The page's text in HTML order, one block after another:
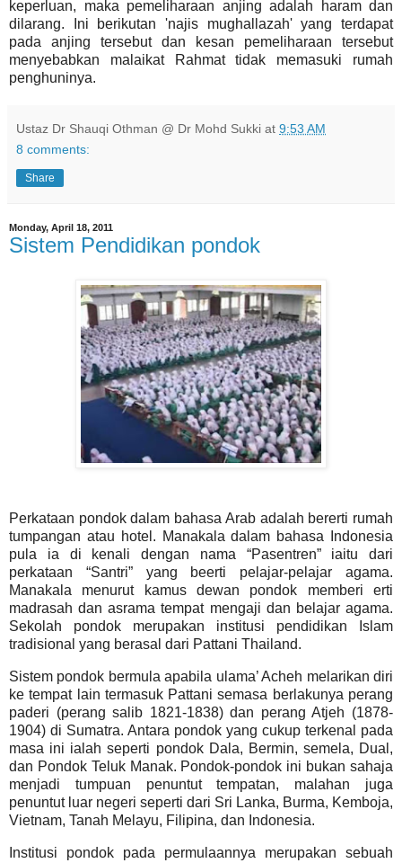
keperluan, maka pemeliharaan anjing adalah haram dan
dilarang. Ini berikutan 'najis mughallazah' yang terdapat
pada anjing tersebut dan kesan pemeliharaan tersebut
menyebabkan malaikat Rahmat tidak memasuki rumah
penghuninya.
Ustaz Dr Shauqi Othman @ Dr Mohd Sukki at 9:53 AM
8 comments:
Share
Monday, April 18, 2011
Sistem Pendidikan pondok
Perkataan pondok dalam bahasa Arab adalah bererti rumah
tumpangan atau hotel. Manakala dalam bahasa Indonesia
pula ia di kenali dengan nama “Pasentren” iaitu dari
perkataan “Santri” yang beerti pelajar-pelajar agama.
Manakala menurut kamus dewan pondok memberi erti
madrasah dan asrama tempat mengaji dan belajar agama.
Sekolah pondok merupakan institusi pendidikan Islam
tradisional yang berasal dari Pattani Thailand.
Sistem pondok bermula apabila ulama’ Acheh melarikan diri
ke tempat lain termasuk Pattani semasa berlakunya perang
paderi (perang salib 1821-1838) dan perang Atjeh (1878-
1904) di Sumatra. Antara pondok yang cukup terkenal pada
masa ini ialah seperti pondok Dala, Bermin, semela, Dual,
dan Pondok Teluk Manak. Pondok-pondok ini bukan sahaja
menjadi tumpuan penuntut tempatan, malahan juga
penuntut luar negeri seperti dari Sri Lanka, Burma, Kemboja,
Vietnam, Tanah Melayu, Filipina, dan Indonesia.
Institusi pondok pada permulaannya merupakan sebuah